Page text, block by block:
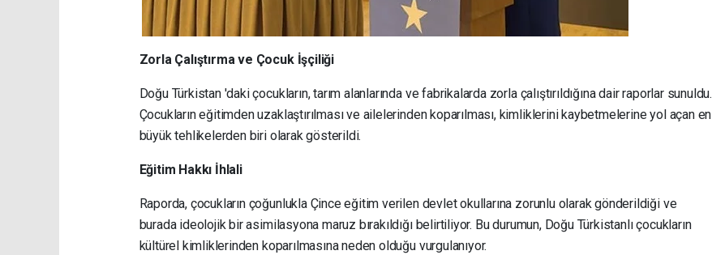
Zorla Çalıştırma ve Çocuk İşçiliği
Doğu Türkistan 'daki çocukların, tarım alanlarında ve fabrikalarda zorla çalıştırıldığına dair raporlar sunuldu.
Çocukların eğitimden uzaklaştırılması ve ailelerinden koparılması, kimliklerini kaybetmelerine yol açan en
büyük tehlikelerden biri olarak gösterildi.
Eğitim Hakkı İhlali
Raporda, çocukların çoğunlukla Çince eğitim verilen devlet okullarına zorunlu olarak gönderildiği ve
burada ideolojik bir asimilasyona maruz bırakıldığı belirtiliyor. Bu durumun, Doğu Türkistanlı çocukların
kültürel kimliklerinden koparılmasına neden olduğu vurgulanıyor.